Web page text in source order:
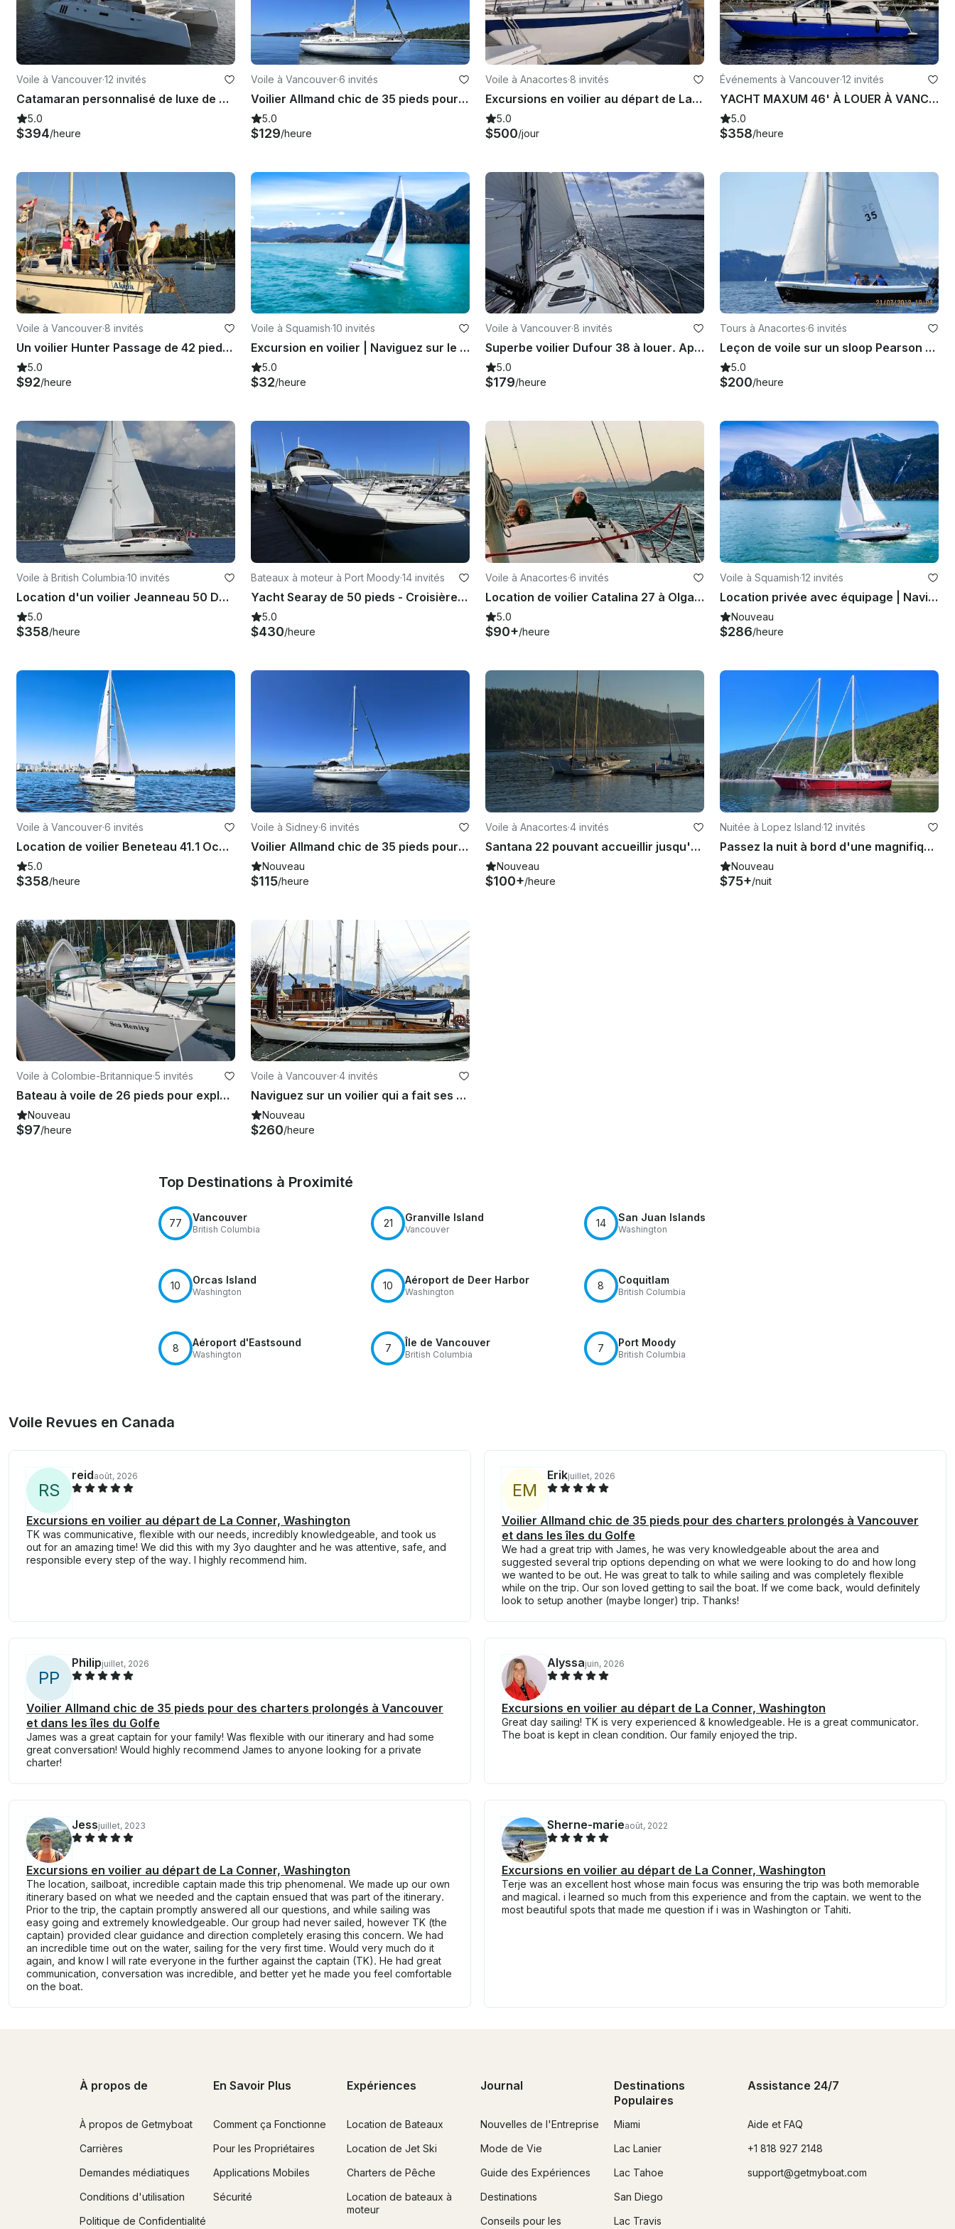
Voile à Vancouver·12 invités
Catamaran personnalisé de luxe de 50 pieds à Vancouver pour 12 invités
5.0
$394/heure
Voile à Vancouver·6 invités
Voilier Allmand chic de 35 pieds pour des charters prolongés à Vancouver et dans les îles du Golfe
5.0
$129/heure
Voile à Anacortes·8 invités
Excursions en voilier au départ de La Conner, Washington
5.0
$500/jour
Événements à Vancouver·12 invités
YACHT MAXUM 46' À LOUER À VANCOUVER
5.0
$358/heure
Voile à Vancouver·8 invités
Un voilier Hunter Passage de 42 pieds naviguant sur False Creek et English Bay à Vancouver
5.0
$92/heure
Voile à Squamish·10 invités
Excursion en voilier | Naviguez sur le vent légendaire de Howe Sound | Squamish, BC
5.0
$32/heure
Voile à Vancouver·8 invités
Superbe voilier Dufour 38 à louer. Apprenez à naviguer. Feux d'artifice Renforcement de l'équipe
5.0
$179/heure
Tours à Anacortes·6 invités
Leçon de voile sur un sloop Pearson Resolute de 19 pieds à Olga, dans l'État de Washington
5.0
$200/heure
Voile à British Columbia·10 invités
Location d'un voilier Jeanneau 50 DS à English Bay
5.0
$358/heure
Bateaux à moteur à Port Moody·14 invités
Yacht Searay de 50 pieds - Croisière en cascade à Deep Cove
5.0
$430/heure
Voile à Anacortes·6 invités
Location de voilier Catalina 27 à Olga, Washington
5.0
$90+/heure
Voile à Squamish·12 invités
Location privée avec équipage | Naviguez sur le vent légendaire de Howe Sound | Squamish, BC
Nouveau
$286/heure
Voile à Vancouver·6 invités
Location de voilier Beneteau 41.1 Oceanis à Vancouver
5.0
$358/heure
Voile à Sidney·6 invités
Voilier Allmand chic de 35 pieds pour des chartes prolongées dans les îles du Golfe
Nouveau
$115/heure
Voile à Anacortes·4 invités
Santana 22 pouvant accueillir jusqu'à 4 personnes à Olga Washington
Nouveau
$100+/heure
Nuitée à Lopez Island·12 invités
Passez la nuit à bord d'une magnifique goélette de 65 pieds sur l'île de Lopez
Nouveau
$75+/nuit
Voile à Colombie-Britannique·5 invités
Bateau à voile de 26 pieds pour explorer et camper dans les îles Gulf de la Colombie-Britannique
Nouveau
$97/heure
Voile à Vancouver·4 invités
Naviguez sur un voilier qui a fait ses preuves pour faire le tour du monde | 30' Classic
Nouveau
$260/heure
Top Destinations à Proximité
77 Vancouver
British Columbia
21 Granville Island
Vancouver
14 San Juan Islands
Washington
10 Orcas Island
Washington
10 Aéroport de Deer Harbor
Washington
8 Coquitlam
British Columbia
8 Aéroport d'Eastsound
Washington
7 Île de Vancouver
British Columbia
7 Port Moody
British Columbia
Voile Revues en Canada
RS
reidaoût, 2026
Excursions en voilier au départ de La Conner, Washington
TK was communicative, flexible with our needs, incredibly knowledgeable, and took us
out for an amazing time! We did this with my 3yo daughter and he was attentive, safe, and
responsible every step of the way. I highly recommend him.
EM
Erikjuillet, 2026
Voilier Allmand chic de 35 pieds pour des charters prolongés à Vancouver
et dans les îles du Golfe
We had a great trip with James, he was very knowledgeable about the area and
suggested several trip options depending on what we were looking to do and how long
we wanted to be out. He was great to talk to while sailing and was completely flexible
while on the trip. Our son loved getting to sail the boat. If we come back, would definitely
look to setup another (maybe longer) trip. Thanks!
PP
Philipjuillet, 2026
Voilier Allmand chic de 35 pieds pour des charters prolongés à Vancouver
et dans les îles du Golfe
James was a great captain for your family! Was flexible with our itinerary and had some
great conversation! Would highly recommend James to anyone looking for a private
charter!
Alyssajuin, 2026
Excursions en voilier au départ de La Conner, Washington
Great day sailing! TK is very experienced & knowledgeable. He is a great communicator.
The boat is kept in clean condition. Our family enjoyed the trip.
Jessjuillet, 2023
Excursions en voilier au départ de La Conner, Washington
The location, sailboat, incredible captain made this trip phenomenal. We made up our own
itinerary based on what we needed and the captain ensued that was part of the itinerary.
Prior to the trip, the captain promptly answered all our questions, and while sailing was
easy going and extremely knowledgeable. Our group had never sailed, however TK (the
captain) provided clear guidance and direction completely erasing this concern. We had
an incredible time out on the water, sailing for the very first time. Would very much do it
again, and know I will rate everyone in the further against the captain (TK). He had great
communication, conversation was incredible, and better yet he made you feel comfortable
on the boat.
Sherne-marieaoût, 2022
Excursions en voilier au départ de La Conner, Washington
Terje was an excellent host whose main focus was ensuring the trip was both memorable
and magical. i learned so much from this experience and from the captain. we went to the
most beautiful spots that made me question if i was in Washington or Tahiti.
À propos de
À propos de Getmyboat
Carrières
Demandes médiatiques
Conditions d'utilisation
Politique de Confidentialité
En Savoir Plus
Comment ça Fonctionne
Pour les Propriétaires
Applications Mobiles
Sécurité
Expériences
Location de Bateaux
Location de Jet Ski
Charters de Pêche
Location de bateaux à
moteur
Journal
Nouvelles de l'Entreprise
Mode de Vie
Guide des Expériences
Destinations
Conseils pour les
Destinations
Populaires
Miami
Lac Lanier
Lac Tahoe
San Diego
Lac Travis
Assistance 24/7
Aide et FAQ
+1 818 927 2148
support@getmyboat.com